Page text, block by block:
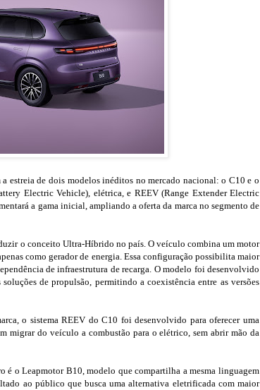
estreia de dois modelos inéditos no mercado nacional: o C10 e o
Electric Vehicle), elétrica, e REEV (Range Extender Electric
a gama inicial, ampliando a oferta da marca no segmento de
o conceito Ultra-Híbrido no país. O veículo combina um motor
como gerador de energia. Essa configuração possibilita maior
de infraestrutura de recarga. O modelo foi desenvolvido
de propulsão, permitindo a coexistência entre as versões
o sistema REEV do C10 foi desenvolvido para oferecer uma
migrar do veículo a combustão para o elétrico, sem abrir mão da
é o Leapmotor B10, modelo que compartilha a mesma linguagem
ao público que busca uma alternativa eletrificada com maior